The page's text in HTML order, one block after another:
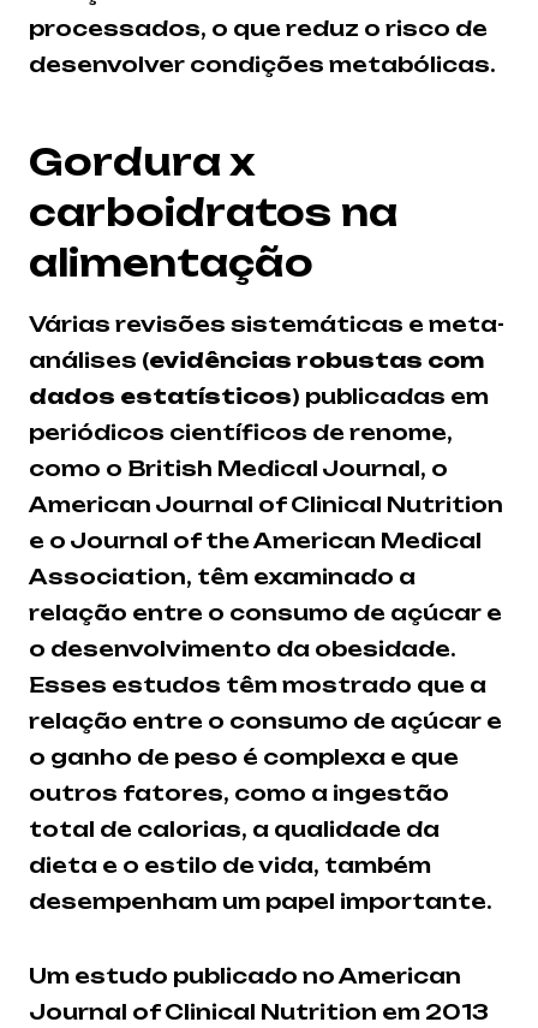
processados, o que reduz o risco de
desenvolver condições metabólicas.
Gordura x
carboidratos na
alimentação
Várias revisões sistemáticas e meta-
análises (evidências robustas com
dados estatísticos) publicadas em
periódicos científicos de renome,
como o British Medical Journal, o
American Journal of Clinical Nutrition
e o Journal of the American Medical
Association, têm examinado a
relação entre o consumo de açúcar e
o desenvolvimento da obesidade.
Esses estudos têm mostrado que a
relação entre o consumo de açúcar e
o ganho de peso é complexa e que
outros fatores, como a ingestão
total de calorias, a qualidade da
dieta e o estilo de vida, também
desempenham um papel importante.
Um estudo publicado no American
Journal of Clinical Nutrition em 2013